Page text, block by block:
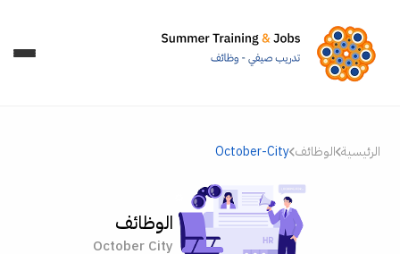
الرئيسية الوظائف October-City
الوظائف
October City